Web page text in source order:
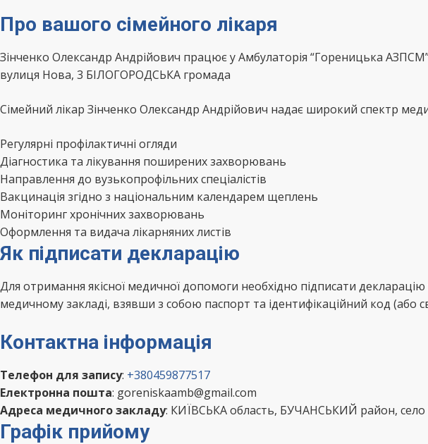
Про вашого сімейного лікаря
Зінченко Олександр Андрійович працює у Амбулаторія “Гореницька
вулиця Нова, 3 БІЛОГОРОДСЬКА громада
Сімейний лікар Зінченко Олександр Андрійович надає широкий спектр
Регулярні профілактичні огляди
Діагностика та лікування поширених захворювань
Направлення до вузькопрофільних спеціалістів
Вакцинація згідно з національним календарем щеплень
Моніторинг хронічних захворювань
Оформлення та видача лікарняних листів
Як підписати декларацію
Для отримання якісної медичної допомоги необхідно підписати
медичному закладі, взявши з собою паспорт та ідентифікаційний код (або
Контактна інформація
Телефон для запису: +380459877517
Електронна пошта: goreniskaamb@gmail.com
Адреса медичного закладу: КИЇВСЬКА область, БУЧАНСЬКИЙ район,
Графік прийому